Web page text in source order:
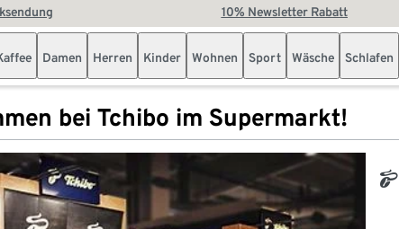
10% Newsletter Rabatt
Damen Herren Kinder Wohnen Sport Wäsche Schlafen
bei Tchibo im Supermarkt!
tchibo_logo